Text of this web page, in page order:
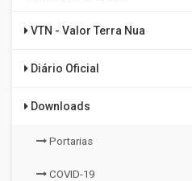
VTN - Valor Terra Nua
Diário Oficial
Downloads
Portarias
COVID-19